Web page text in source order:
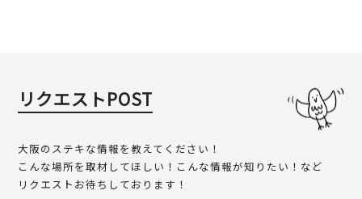
リクエストPOST
大阪のステキな情報を教えてください！
こんな場所を取材してほしい！こんな情報が知りたい！など
リクエストお待ちしております！